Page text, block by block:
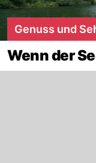
Genuss und
Wenn der